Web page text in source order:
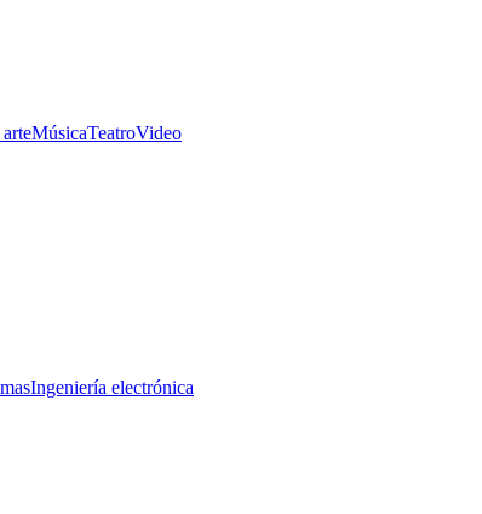
MúsicaTeatroVideo
Ingeniería electrónica